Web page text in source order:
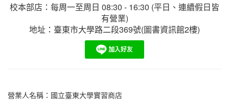
校本部店：每周一至周日 08:30 - 16:30 (平日、連續假日皆
有營業)
地址：臺東市大學路二段369號(圖書資訊館2樓)
營業人名稱：國立臺東大學實習商店